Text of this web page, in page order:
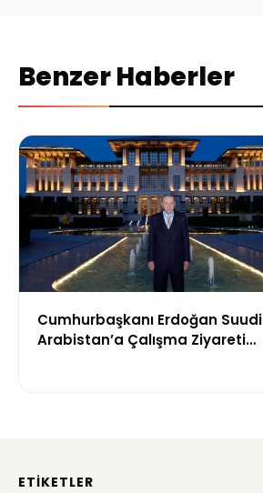
Benzer Haberler
Cumhurbaşkanı Erdoğan Suudi
Arabistan’a Çalışma Ziyareti
ETIKETLER